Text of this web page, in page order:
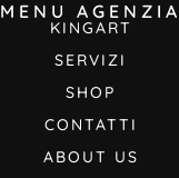
MENU AGENZIA
KINGART
SERVIZI
SHOP
CONTATTI
ABOUT US